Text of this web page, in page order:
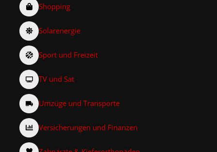
Shopping
Solarenergie
Sport und Freizeit
TV und Sat
Umzüge und Transporte
Versicherungen und Finanzen